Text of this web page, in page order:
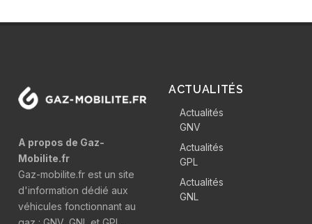
A propos de Gaz-
Mobilite.fr
Gaz-mobilite.fr est un site
d'information dédié aux
véhicules fonctionnant au
ACTUALITÉS
Actualités
GNV
Actualités
GPL
Actualités
GNL